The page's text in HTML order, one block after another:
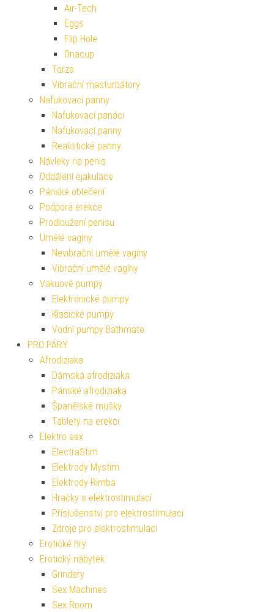
Air-Tech
Eggs
Flip Hole
Onacup
Torza
Vibrační masturbátory
Nafukovací panny
Nafukovací panáci
Nafukovací panny
Realistické panny
Návleky na penis
Oddálení ejakulace
Pánské oblečení
Podpora erekce
Prodloužení penisu
Umělé vagíny
Nevibrační umělé vagíny
Vibrační umělé vagíny
Vakuové pumpy
Elektronické pumpy
Klasické pumpy
Vodní pumpy Bathmate
PRO PÁRY
Afrodiziaka
Dámská afrodiziaka
Pánské afrodiziaka
Španělské mušky
Tablety na erekci
Elektro sex
ElectraStim
Elektrody Mystim
Elektrody Rimba
Hračky s elektrostimulací
Příslušenství pro elektrostimulaci
Zdroje pro elektrostimulaci
Erotické hry
Erotický nábytek
Grindery
Sex Machines
Sex Room